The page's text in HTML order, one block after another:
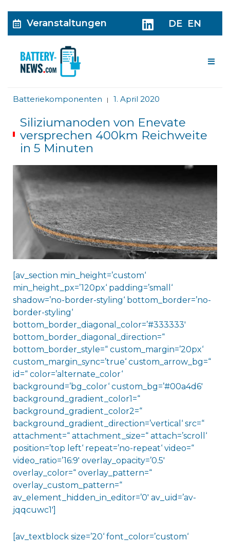
Veranstaltungen DE EN
Batteriekomponenten | 1. April 2020
Siliziumanoden von Enevate
versprechen 400km Reichweite
in 5 Minuten
[av_section min_height=’custom‘
min_height_px=’120px‘ padding=’small‘
shadow=’no-border-styling‘ bottom_border=’no-
border-styling‘
bottom_border_diagonal_color=’#333333′
bottom_border_diagonal_direction=“
bottom_border_style=“ custom_margin=’20px‘
custom_margin_sync=’true‘ custom_arrow_bg=“
id=“ color=’alternate_color‘
background=’bg_color‘ custom_bg=’#00a4d6′
background_gradient_color1=“
background_gradient_color2=“
background_gradient_direction=’vertical‘ src=“
attachment=“ attachment_size=“ attach=’scroll‘
position=’top left‘ repeat=’no-repeat‘ video=“
video_ratio=’16:9′ overlay_opacity=’0.5′
overlay_color=“ overlay_pattern=“
overlay_custom_pattern=“
av_element_hidden_in_editor=’0′ av_uid=’av-
jqqcuwc1′]
[av_textblock size=’20‘ font_color=’custom‘